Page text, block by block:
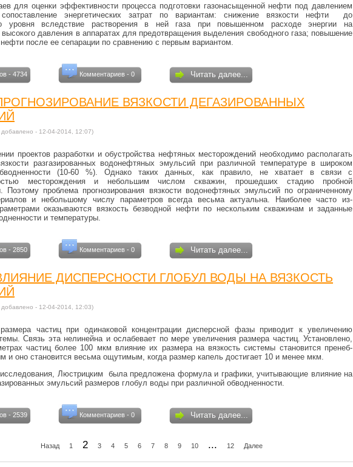
для оценки эффективности процесса подго­товки газонасыщенной нефти под давлением
энергетических затрат по вариантам: снижение вязкости нефти до
уровня вследствие растворения в ней газа при по­вышенном расходе энергии на
давления в ап­паратах для предотвращения выделения свободного газа; повышение
после ее сепарации по сравнению с первым вари­антом.
- 4734 Комментариев - 0 Читать далее...
ВЯЗКОСТИ ДЕГАЗИРОВАННЫХ
, добавлено - 12-04-2014, 12:07)
проектов разработки и обустройства нефтяных месторождений необходимо располагать
разгазированных водонефтяных эмульсий при различной температуре в широком
(10-60 %). Однако таких дан­ных, как правило, не хватает в связи с
месторож­дения и небольшим числом скважин, прошедших стадию пробной
Поэтому проблема прогнозирования вязкости водонефтяных эмульсий по ограниченному
и неболь­шому числу параметров всегда весьма актуальна. Наиболее часто из­
оказываются вязкость безводной нефти по нескольким скважинам и заданные
и темпе­ратуры.
- 2850 Комментариев - 0 Читать далее...
ДИСПЕРСНОСТИ ГЛОБУЛ ВОДЫ НА ВЯЗКОСТЬ
, добавлено - 12-04-2014, 12:03)
частиц при одинаковой концентрации дисперсной фазы приводит к увеличению
Связь эта нелинейна и ослабевает по мере увели­чения размера частиц. Установлено,
частиц более 100 мкм влияние их размера на вязкость системы становится пренеб­
и оно становится весьма ощутимым, когда размер ка­пель достигает 10 и менее мкм.
Люстрицким была предложена формула и графики, учитывающие влияние на
эмульсий размеров глобул воды при раз­личной обводненности.
- 2539 Комментариев - 0 Читать далее...
Назад 1 2 3 4 5 6 7 8 9 10 ... 12 Далее